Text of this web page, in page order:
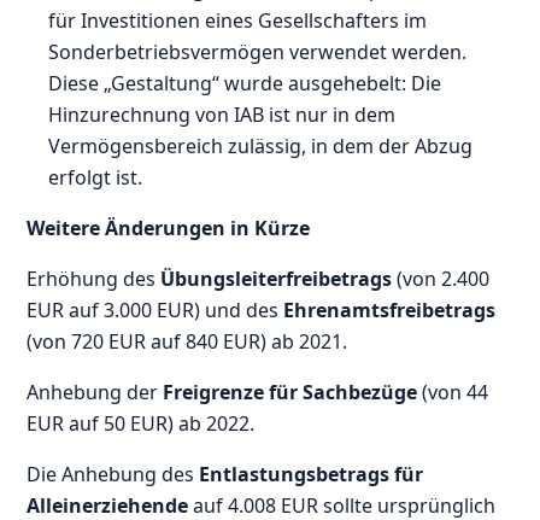
für Investitionen eines Gesellschafters im
Sonderbetriebsvermögen verwendet werden.
Diese „Gestaltung“ wurde ausgehebelt: Die
Hinzurechnung von IAB ist nur in dem
Vermögensbereich zulässig, in dem der Abzug
erfolgt ist.
Weitere Änderungen in Kürze
Erhöhung des Übungsleiterfreibetrags(von 2.400
EUR auf 3.000 EUR) und des Ehrenamtsfreibetrags
(von 720 EUR auf 840 EUR) ab 2021.
Anhebung der Freigrenze für Sachbezüge(von 44
EUR auf 50 EUR) ab 2022.
Die Anhebung des Entlastungsbetrags für
Alleinerziehendeauf 4.008 EUR sollte ursprünglich